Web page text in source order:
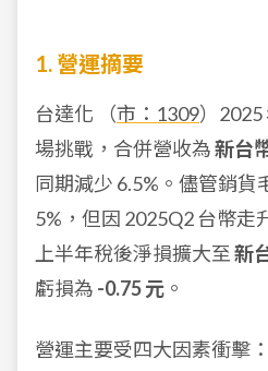
1. 營運摘要
台達化 （市：1309）2025
場挑戰，合併營收為新台
同期減少 6.5%。儘管銷貨
5%，但因 2025Q2 台幣走
上半年稅後淨損擴大至 新
虧損為 -0.75 元 。
營運主要受四大因素衝擊：